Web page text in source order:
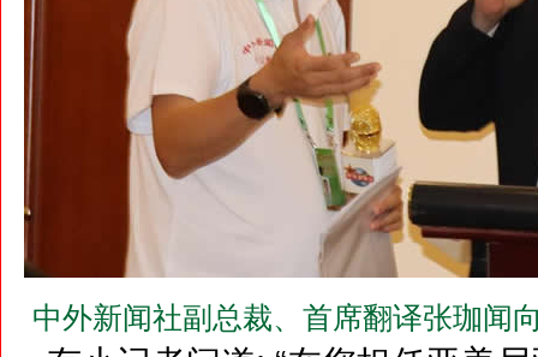
中外新闻社副总裁、首席翻译张珈闻